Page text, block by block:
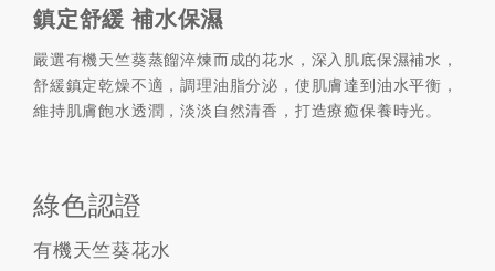
鎮定舒緩 補水保濕
嚴選有機天竺葵蒸餾淬煉而成的花水，深入肌底保濕補水，
舒緩鎮定乾燥不適，調理油脂分泌，使肌膚達到油水平衡，
維持肌膚飽水透潤，淡淡自然清香，打造療癒保養時光。
綠色認證
有機天竺葵花水